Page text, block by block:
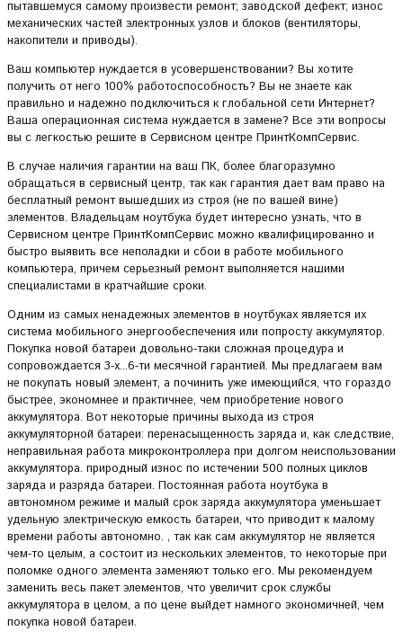
пытавшемуся самому произвести ремонт; заводской дефект; износ
механических частей электронных узлов и блоков (вентиляторы,
накопители и приводы).
Ваш компьютер нуждается в усовершенствовании? Вы хотите
получить от него 100% работоспособность? Вы не знаете как
правильно и надежно подключиться к глобальной сети Интернет?
Ваша операционная система нуждается в замене? Все эти вопросы
вы с легкостью решите в Сервисном центре ПринтКомпСервис.
В случае наличия гарантии на ваш ПК, более благоразумно
обращаться в сервисный центр, так как гарантия дает вам право на
бесплатный ремонт вышедших из строя (не по вашей вине)
элементов. Владельцам ноутбука будет интересно узнать, что в
Сервисном центре ПринтКомпСервис можно квалифицированно и
быстро выявить все неполадки и сбои в работе мобильного
компьютера, причем серьезный ремонт выполняется нашими
специалистами в кратчайшие сроки.
Одним из самых ненадежных элементов в ноутбуках является их
система мобильного энергообеспечения или попросту аккумулятор.
Покупка новой батареи довольно-таки сложная процедура и
сопровождается 3-х...6-ти месячной гарантией. Мы предлагаем вам
не покупать новый элемент, а починить уже имеющийся, что гораздо
быстрее, экономнее и практичнее, чем приобретение нового
аккумулятора. Вот некоторые причины выхода из строя
аккумуляторной батареи: перенасыщенность заряда и, как следствие,
неправильная работа микроконтроллера при долгом неиспользовании
аккумулятора. природный износ по истечении 500 полных циклов
заряда и разряда батареи. Постоянная работа ноутбука в
автономном режиме и малый срок заряда аккумулятора уменьшает
удельную электрическую емкость батареи, что приводит к малому
времени работы автономно. , так как сам аккумулятор не является
чем-то целым, а состоит из нескольких элементов, то некоторые при
поломке одного элемента заменяют только его. Мы рекомендуем
заменить весь пакет элементов, что увеличит срок службы
аккумулятора в целом, а по цене выйдет намного экономичней, чем
покупка новой батареи.